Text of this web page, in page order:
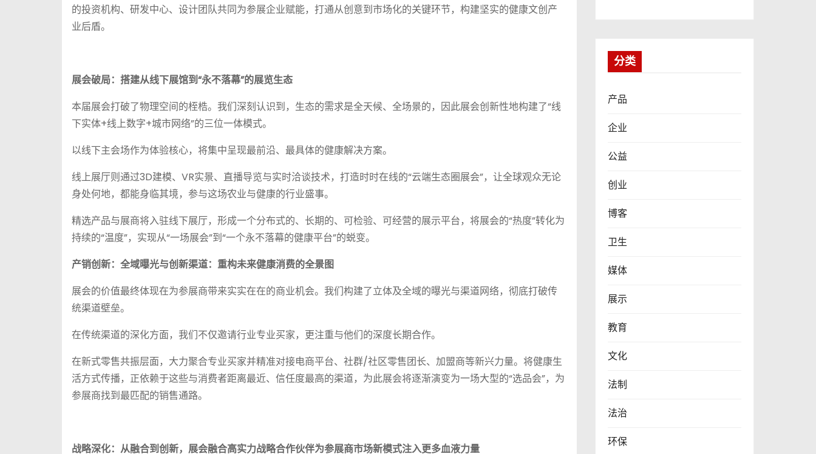
的投资机构、研发中心、设计团队共同为参展企业赋能，打通从创意到市场化的关键环节，构建坚实的健康文创产
业后盾。
展会破局：搭建从线下展馆到“永不落幕”的展览生态
本届展会打破了物理空间的桎梏。我们深刻认识到，生态的需求是全天候、全场景的，因此展会创新性地构建了“线
下实体+线上数字+城市网络”的三位一体模式。
以线下主会场作为体验核心，将集中呈现最前沿、最具体的健康解决方案。
线上展厅则通过3D建模、VR实景、直播导览与实时洽谈技术，打造时时在线的“云端生态圈展会”，让全球观众无论
身处何地，都能身临其境，参与这场农业与健康的行业盛事。
精选产品与展商将入驻线下展厅，形成一个分布式的、长期的、可检验、可经营的展示平台，将展会的“热度”转化为
持续的“温度”，实现从“一场展会”到“一个永不落幕的健康平台”的蜕变。
产销创新：全域曝光与创新渠道：重构未来健康消费的全景图
展会的价值最终体现在为参展商带来实实在在的商业机会。我们构建了立体及全域的曝光与渠道网络，彻底打破传
统渠道壁垒。
在传统渠道的深化方面，我们不仅邀请行业专业买家，更注重与他们的深度长期合作。
在新式零售共振层面，大力聚合专业买家并精准对接电商平台、社群/社区零售团长、加盟商等新兴力量。将健康生
活方式传播，正依赖于这些与消费者距离最近、信任度最高的渠道，为此展会将逐渐演变为一场大型的“选品会”，为
参展商找到最匹配的销售通路。
战略深化：从融合到创新，展会融合高实力战略合作伙伴为参展商市场新模式注入更多血液力量
分类
产品
企业
公益
创业
博客
卫生
媒体
展示
教育
文化
法制
法治
环保